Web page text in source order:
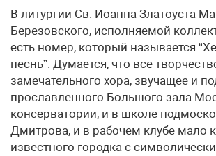
В литургии Св. Иоанна Златоуста
Березовского, исполняемой
есть номер, который называется
песнь”. Думается, что все
замечательного хора, звучащее и
прославленного Большого зала
консерватории, и в школе
Дмитрова, и в рабочем клубе мало
известного городка с